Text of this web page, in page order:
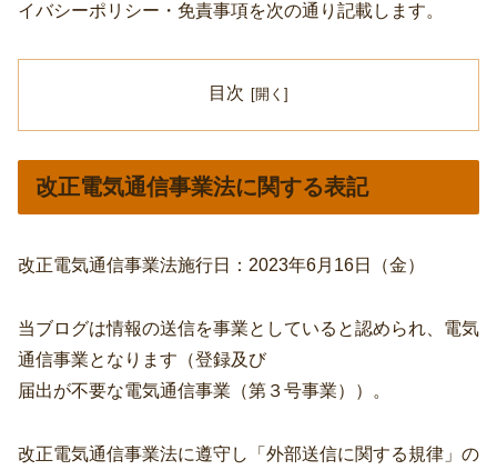
イバシーポリシー・免責事項を次の通り記載します。
目次
改正電気通信事業法に関する表記
改正電気通信事業法施行日：2023年6月16日（金）
当ブログは情報の送信を事業としていると認められ、電気
通信事業となります（登録及び
届出が不要な電気通信事業（第３号事業））。
改正電気通信事業法に遵守し「外部送信に関する規律」の